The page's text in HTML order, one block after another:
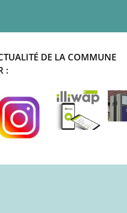
DE LA COMMUNE
: